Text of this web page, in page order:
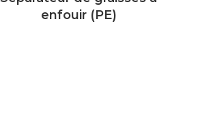
enfouir (PE)